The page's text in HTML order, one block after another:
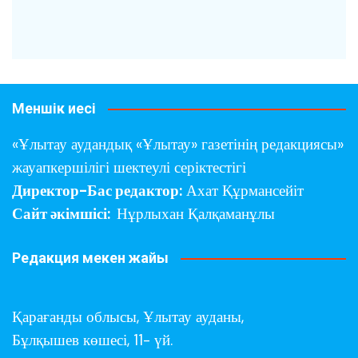
Меншік иесі
«Ұлытау аудандық «Ұлытау» газетінің редакциясы»
жауапкершілігі шектеулі серіктестігі
Директор-Бас редактор: Ахат Құрмансейіт
Сайт әкімшісі: Нұрлыхан Қалқаманұлы
Редакция мекен жайы
Қарағанды облысы, Ұлытау ауданы,
Бұлқышев көшесі, 11- үй.